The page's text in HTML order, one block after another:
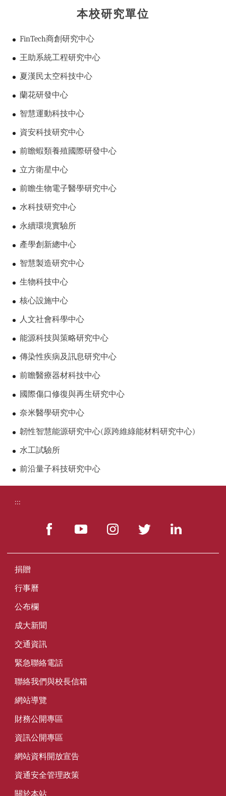
本校研究單位
FinTech商創研究中心
王助系統工程研究中心
夏漢民太空科技中心
蘭花研發中心
智慧運動科技中心
資安科技研究中心
前瞻蝦類養殖國際研發中心
立方衛星中心
前瞻生物電子醫學研究中心
水科技研究中心
永續環境實驗所
產學創新總中心
智慧製造研究中心
生物科技中心
核心設施中心
人文社會科學中心
能源科技與策略研究中心
傳染性疾病及訊息研究中心
前瞻醫療器材科技中心
國際傷口修復與再生研究中心
奈米醫學研究中心
韌性智慧能源研究中心(原跨維綠能材料研究中心)
水工試驗所
前沿量子科技研究中心
:::
捐贈
行事曆
公布欄
成大新聞
交通資訊
緊急聯絡電話
聯絡我們與校長信箱
網站導覽
財務公開專區
資訊公開專區
網站資料開放宣告
資通安全管理政策
關於本站